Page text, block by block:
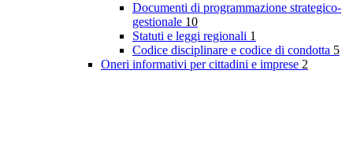
Documenti di programmazione strategico-
gestionale 10
Statuti e leggi regionali 1
Codice disciplinare e codice di condotta 5
Oneri informativi per cittadini e imprese 2